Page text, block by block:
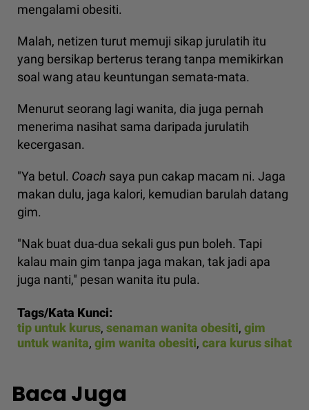
mengalami obesiti.
Malah, netizen turut memuji sikap jurulatih itu
yang bersikap berterus terang tanpa memikirkan
soal wang atau keuntungan semata-mata.
Menurut seorang lagi wanita, dia juga pernah
menerima nasihat sama daripada jurulatih
kecergasan.
"Ya betul. Coach saya pun cakap macam ni. Jaga
makan dulu, jaga kalori, kemudian barulah datang
gim.
"Nak buat dua-dua sekali gus pun boleh. Tapi
kalau main gim tanpa jaga makan, tak jadi apa
juga nanti," pesan wanita itu pula.
Tags/Kata Kunci:
tip untuk kurus, senaman wanita obesiti, gim
untuk wanita, gim wanita obesiti, cara kurus sihat
Baca Juga